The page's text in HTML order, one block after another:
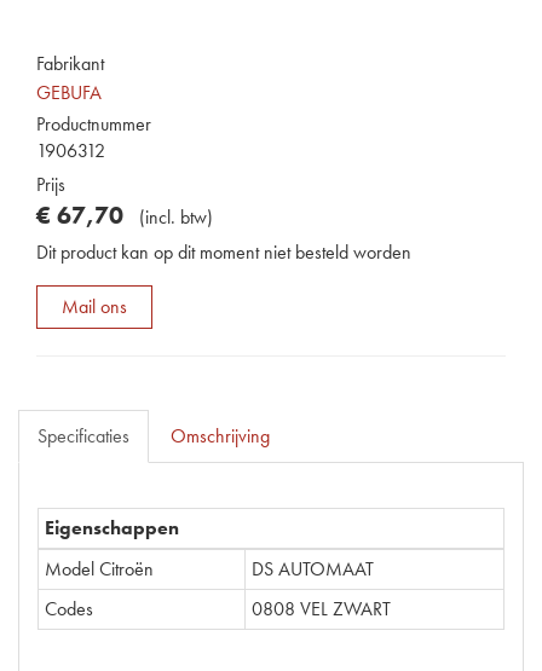
Fabrikant
GEBUFA
Productnummer
1906312
Prijs
€ 67,70 (incl. btw)
Dit product kan op dit moment niet besteld worden
Mail ons
Specificaties Omschrijving
Eigenschappen
Model Citroën
DS AUTOMAAT
Codes
0808 VEL ZWART